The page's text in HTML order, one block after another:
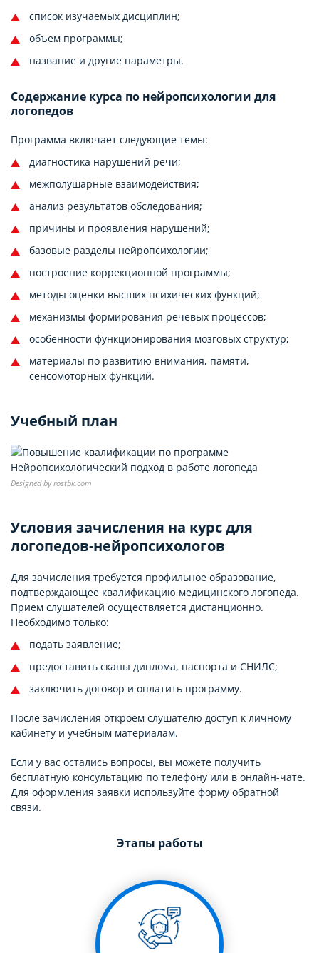
список изучаемых дисциплин;
объем программы;
название и другие параметры.
Содержание курса по нейропсихологии для
логопедов
Программа включает следующие темы:
диагностика нарушений речи;
межполушарные взаимодействия;
анализ результатов обследования;
причины и проявления нарушений;
базовые разделы нейропсихологии;
построение коррекционной программы;
методы оценки высших психических функций;
механизмы формирования речевых процессов;
особенности функционирования мозговых структур;
материалы по развитию внимания, памяти,
сенсомоторных функций.
Учебный план
Designed by rostbk.com
Условия зачисления на курс для
логопедов-нейропсихологов
Для зачисления требуется профильное образование,
подтверждающее квалификацию медицинского логопеда.
Прием слушателей осуществляется дистанционно.
Необходимо только:
подать заявление;
предоставить сканы диплома, паспорта и СНИЛС;
заключить договор и оплатить программу.
После зачисления откроем слушателю доступ к личному
кабинету и учебным материалам.
Если у вас остались вопросы, вы можете получить
бесплатную консультацию по телефону или в онлайн-чате.
Для оформления заявки используйте форму обратной
связи.
Этапы работы